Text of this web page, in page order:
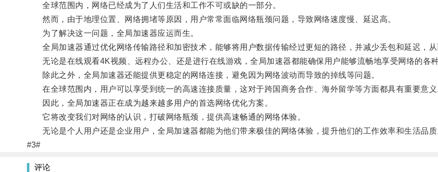
全球范围内，网络已经成为了人们生活和工作不可或缺的一部分。
然而，由于地理位置、网络拥堵等原因，用户常常面临网络瓶颈问题，导致网络速度慢、延迟高。
为了解决这一问题，全局加速器应运而生。
全局加速器通过优化网络传输路径和加密技术，能够将用户数据传输经过更短的路径，并减少丢包和延迟，从
无论是在线观看4K视频、远程办公、还是进行在线游戏，全局加速器都能确保用户能够流畅地享受网络的各种
除此之外，全局加速器还能提供更稳定的网络连接，避免因为网络波动而导致的掉线等问题。
在全球范围内，用户可以享受到统一的高速连接质量，这对于跨国商务合作、海外留学等方面都具有重要意义
因此，全局加速器正在成为越来越多用户的首选网络优化方案。
它将改变我们对网络的认识，打破网络瓶颈，提供高速畅通的网络体验。
无论是个人用户还是企业用户，全局加速器都能为他们带来极佳的网络体验，提升他们的工作效率和生活品质
#3#
评论